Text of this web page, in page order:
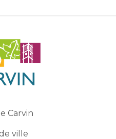
Carvin
ville